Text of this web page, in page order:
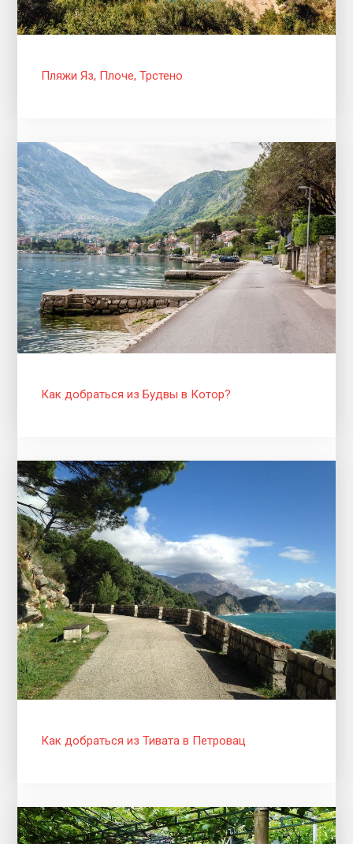
Пляжи Яз, Плоче, Трстено
Как добраться из Будвы в Котор?
Как добраться из Тивата в Петровац